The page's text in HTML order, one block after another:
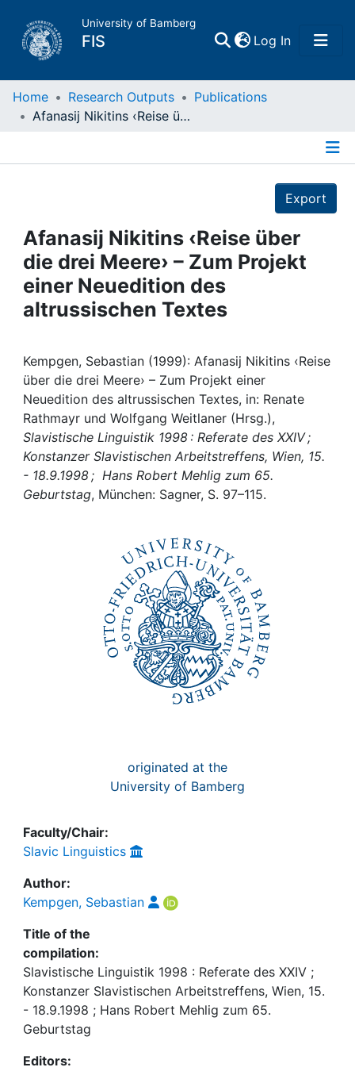
University of Bamberg
FIS Log In(current)
Home
Projects
People
Institutions
Awards
My FIS
Help
Home Research Outputs
Publications
Afanasij Nikitins ‹Reise über die drei Meere› – Zum Projekt einer Neuedition des altrussischen Textes
Export
Afanasij Nikitins ‹Reise über
die drei Meere› – Zum Projekt
einer Neuedition des
altrussischen Textes
Kempgen, Sebastian (1999): Afanasij Nikitins ‹Reise
über die drei Meere› – Zum Projekt einer
Neuedition des altrussischen Textes, in: Renate
Rathmayr und Wolfgang Weitlaner (Hrsg.),
Slavistische Linguistik 1998 : Referate des XXIV ;
Konstanzer Slavistischen Arbeitstreffens, Wien, 15.
- 18.9.1998 ; Hans Robert Mehlig zum 65.
Geburtstag, München: Sagner, S. 97–115.
originated at the
University of Bamberg
Faculty/Chair:
Slavic Linguistics
Author:
Kempgen, Sebastian
Title of the
compilation:
Slavistische Linguistik 1998 : Referate des XXIV ;
Konstanzer Slavistischen Arbeitstreffens, Wien, 15.
- 18.9.1998 ; Hans Robert Mehlig zum 65.
Geburtstag
Editors: